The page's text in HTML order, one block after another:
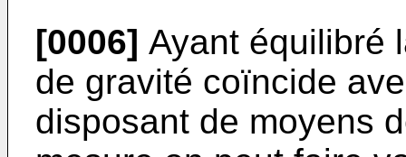
[0006] Ayant équilibré
de gravité coïncide
disposant de moyens